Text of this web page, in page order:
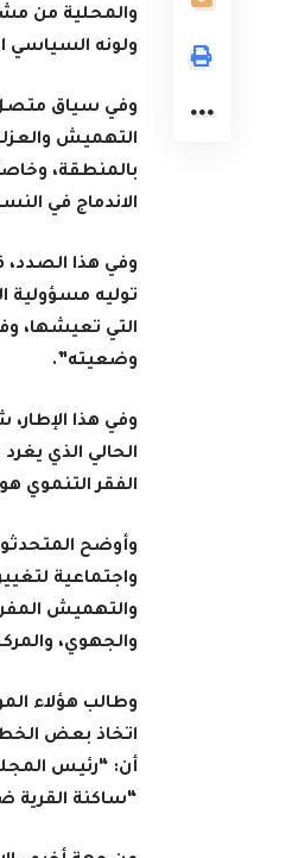
والمحلية من
ولونه السياسي
وفي سياق
التهميش
بالمنطقة،
الاندماج في
وفي هذا الصدد،
التي تعيشها،
وضعيته”.
وفي هذا
الحالي الذي
الفقر التنموي
وأوضح
واجتماعية
والتهميش
والجهوي،
وطالب هؤلاء
اتخاذ بعض
أن: “رئيس
“ساكنة القرية